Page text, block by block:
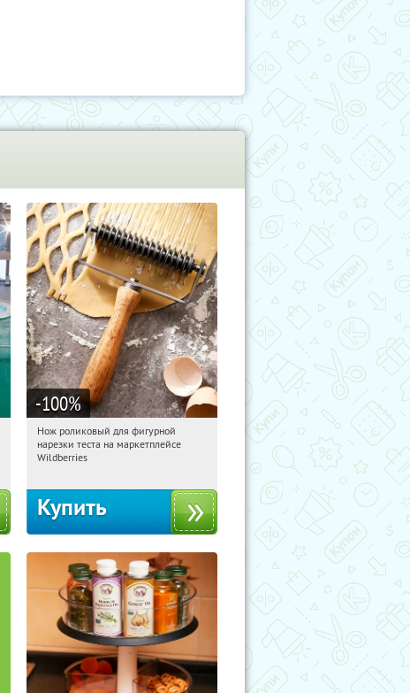
-100%
13:38:21 Получили:
Россия
Нож роликовый для фигурной
нарезки теста на маркетплейсе
Wildberries
Купить